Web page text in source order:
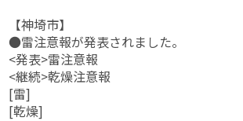
【神埼市】
●雷注意報が発表されました。
<発表>雷注意報
<継続>乾燥注意報
[雷]
[乾燥]